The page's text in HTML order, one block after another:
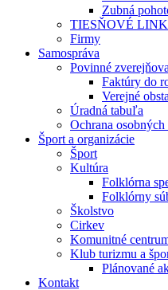
Zubná
TIESŇOVÉ
Firmy
Samospráva
Povinné
Faktúry do
Verejné
Úradná tabuľa
Ochrana
Šport a organizácie
Šport
Kultúra
Folklórna
Folklórny
Školstvo
Cirkev
Komunitné
Klub turizmu a
Plánované
Kontakt